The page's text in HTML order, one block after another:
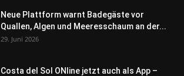
Neue Plattform warnt Badegäste vor
Quallen, Algen und Meeresschaum an der...
29. Juni 2026
Costa del Sol ONline jetzt auch als App –